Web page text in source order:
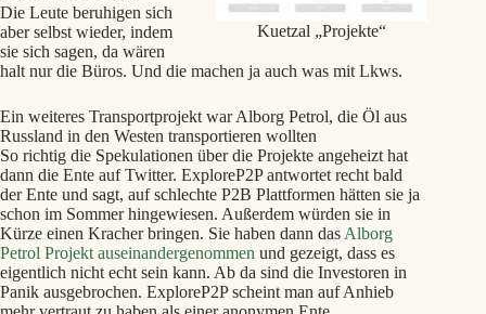
Kuetzal „Projekte“
Die Leute beruhigen sich
aber selbst wieder, indem
sie sich sagen, da wären
halt nur die Büros. Und die machen ja auch was mit Lkws.
Ein weiteres Transportprojekt war Alborg Petrol, die Öl aus
Russland in den Westen transportieren wollten
So richtig die Spekulationen über die Projekte angeheizt hat
dann die Ente auf Twitter. ExploreP2P antwortet recht bald
der Ente und sagt, auf schlechte P2B Plattformen hätten sie ja
schon im Sommer hingewiesen. Außerdem würden sie in
Kürze einen Kracher bringen. Sie haben dann das Alborg
Petrol Projekt auseinandergenommen und gezeigt, dass es
eigentlich nicht echt sein kann. Ab da sind die Investoren in
Panik ausgebrochen. ExploreP2P scheint man auf Anhieb